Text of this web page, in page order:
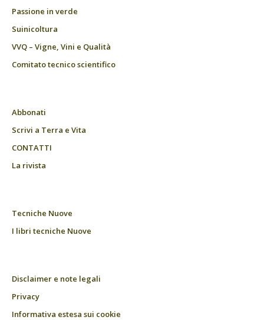
Passione in verde
Suinicoltura
VVQ – Vigne, Vini e Qualità
Comitato tecnico scientifico
Abbonati
Scrivi a Terra e Vita
CONTATTI
La rivista
Tecniche Nuove
I libri tecniche Nuove
Disclaimer e note legali
Privacy
Informativa estesa sui cookie